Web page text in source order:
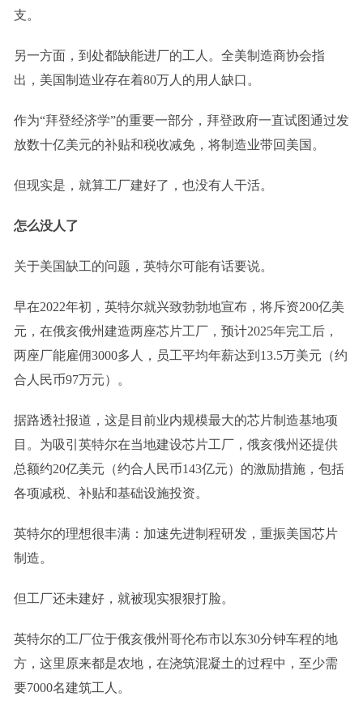
支。
另一方面，到处都缺能进厂的工人。全美制造商协会指
出，美国制造业存在着80万人的用人缺口。
作为“拜登经济学”的重要一部分，拜登政府一直试图通过发
放数十亿美元的补贴和税收减免，将制造业带回美国。
但现实是，就算工厂建好了，也没有人干活。
怎么没人了
关于美国缺工的问题，英特尔可能有话要说。
早在2022年初，英特尔就兴致勃勃地宣布，将斥资200亿美
元，在俄亥俄州建造两座芯片工厂，预计2025年完工后，
两座厂能雇佣3000多人，员工平均年薪达到13.5万美元（约
合人民币97万元）。
据路透社报道，这是目前业内规模最大的芯片制造基地项
目。为吸引英特尔在当地建设芯片工厂，俄亥俄州还提供
总额约20亿美元（约合人民币143亿元）的激励措施，包括
各项减税、补贴和基础设施投资。
英特尔的理想很丰满：加速先进制程研发，重振美国芯片
制造。
但工厂还未建好，就被现实狠狠打脸。
英特尔的工厂位于俄亥俄州哥伦布市以东30分钟车程的地
方，这里原来都是农地，在浇筑混凝土的过程中，至少需
要7000名建筑工人。